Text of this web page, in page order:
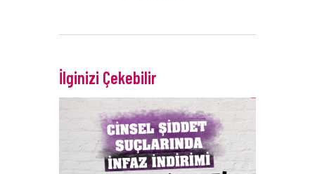
İlginizi Çekebilir